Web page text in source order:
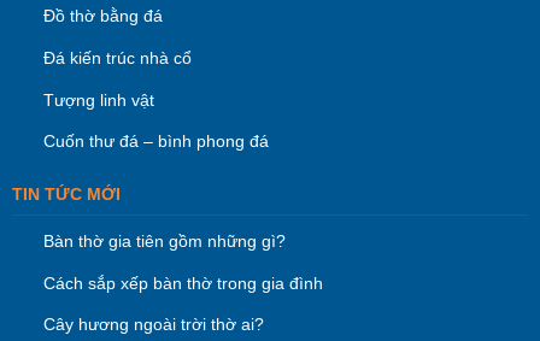
Đồ thờ bằng đá
Đá kiến trúc nhà cổ
Tượng linh vật
Cuốn thư đá – bình phong đá
TIN TỨC MỚI
Bàn thờ gia tiên gồm những gì?
Cách sắp xếp bàn thờ trong gia đình
Cây hương ngoài trời thờ ai?